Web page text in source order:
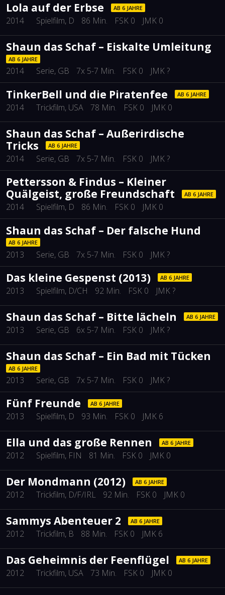
Lola auf der Erbse AB 6 JAHRE
2014 Spielfilm, D 86 Min. FSK 0 JMK 0
Shaun das Schaf – Eiskalte Umleitung
AB 6 JAHRE
2014 Serie, GB 7x 5-7 Min. FSK 0 JMK ?
TinkerBell und die Piratenfee AB 6 JAHRE
2014 Trickfilm, USA 78 Min. FSK 0 JMK 0
Shaun das Schaf – Außerirdische
Tricks
AB 6 JAHRE
2014 Serie, GB 7x 5-7 Min. FSK 0 JMK ?
Pettersson & Findus – Kleiner
Quälgeist, große Freundschaft
AB 6 JAHRE
2014 Spielfilm, D 86 Min. FSK 0 JMK 0
Shaun das Schaf – Der falsche Hund
AB 6 JAHRE
2013 Serie, GB 7x 5-7 Min. FSK 0 JMK ?
Das kleine Gespenst (2013) AB 6 JAHRE
2013 Spielfilm, D/CH 92 Min. FSK 0 JMK ?
Shaun das Schaf – Bitte lächeln AB 6 JAHRE
2013 Serie, GB 6x 5-7 Min. FSK 0 JMK ?
Shaun das Schaf – Ein Bad mit Tücken
AB 6 JAHRE
2013 Serie, GB 7x 5-7 Min. FSK 0 JMK ?
Fünf Freunde AB 6 JAHRE
2013 Spielfilm, D 93 Min. FSK 0 JMK 6
Ella und das große Rennen AB 6 JAHRE
2012 Spielfilm, FIN 81 Min. FSK 0 JMK 0
Der Mondmann (2012) AB 6 JAHRE
2012 Trickfilm, D/F/IRL 92 Min. FSK 0 JMK 0
Sammys Abenteuer 2 AB 6 JAHRE
2012 Trickfilm, B 88 Min. FSK 0 JMK 6
Das Geheimnis der Feenflügel AB 6 JAHRE
2012 Trickfilm, USA 73 Min. FSK 0 JMK 0